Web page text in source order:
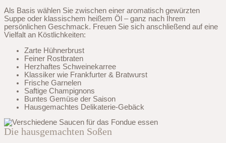
Als Basis wählen Sie zwischen einer aromatisch gewürzten
Suppe oder klassischem heißem Öl – ganz nach Ihrem
persönlichen Geschmack. Freuen Sie sich anschließend auf eine
Vielfalt an Köstlichkeiten:
Zarte Hühnerbrust
Feiner Rostbraten
Herzhaftes Schweinekarree
Klassiker wie Frankfurter & Bratwurst
Frische Garnelen
Saftige Champignons
Buntes Gemüse der Saison
Hausgemachtes Delikaterie-Gebäck
Die hausgemachten Soßen